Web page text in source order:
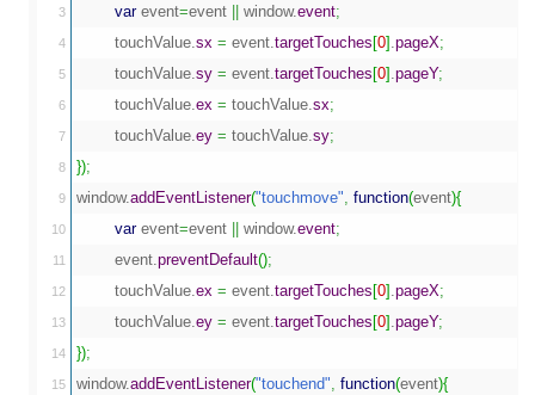
3
4
5
6
7
8
9
10
11
12
13
14
15
var event=event window.event;
	touchValue.
sx = event.targetTouches [0] .pageX;
	touchValue.
sy = event.targetTouches [0] .pageY;
	touchValue.
ex = touchValue.sx;
	touchValue.
ey = touchValue.sy;
});
window.addEventListener("touchmove", function(event){
var event=event window.event;
	event.
preventDefault();
	touchValue.
ex = event.targetTouches [0] .pageX;
	touchValue.
ey = event.targetTouches [0] .pageY;
});
window.addEventListener("touchend", function(event){